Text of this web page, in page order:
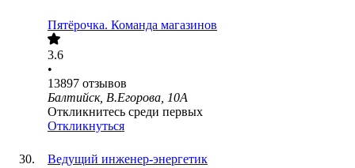
Пятёрочка. Команда магазинов
3.6
•
13897 отзывов
Балтийск, В.Егорова, 10А
Откликнитесь среди первых
Откликнуться
Ведущий инженер-энергетик